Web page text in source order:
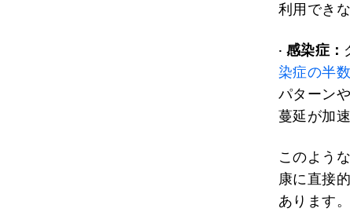
利用でき
· 感染症：
染症の半
パターン
蔓延が加
このよう
康に直接
あります。